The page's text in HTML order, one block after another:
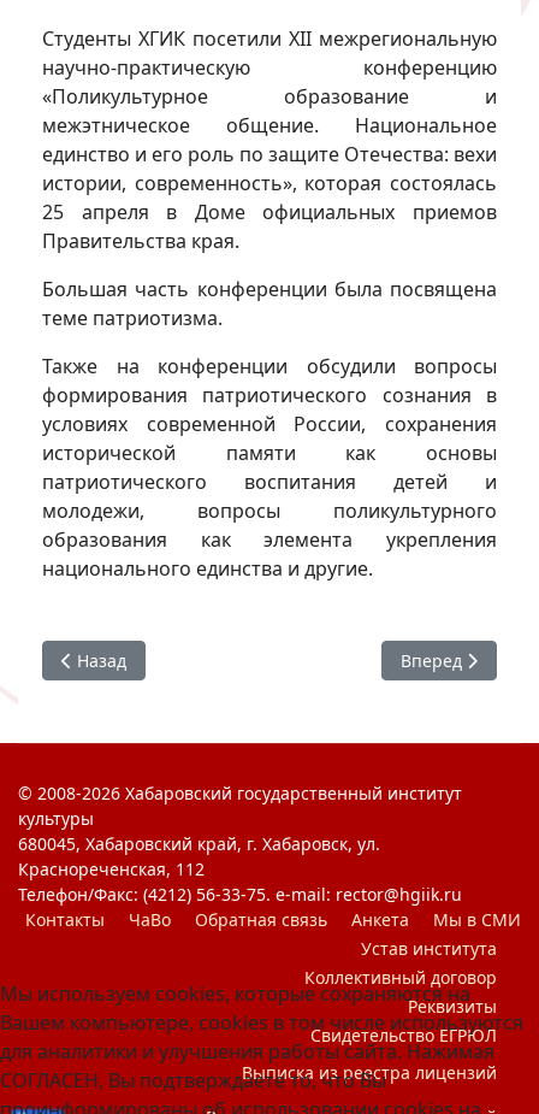
Студенты ХГИК посетили XII межрегиональную
научно-практическую конференцию
«Поликультурное образование и
межэтническое общение. Национальное
единство и его роль по защите Отечества: вехи
истории, современность», которая состоялась
25 апреля в Доме официальных приемов
Правительства края.
Большая часть конференции была посвящена
теме патриотизма.
Также на конференции обсудили вопросы
формирования патриотического сознания в
условиях современной России, сохранения
исторической памяти как основы
патриотического воспитания детей и
молодежи, вопросы поликультурного
образования как элемента укрепления
национального единства и другие.
Предыдущий: #ХГИК : МЫ. Праздник Великой Победы
Назад Следующий:
Вперед
© 2008-2026 Хабаровский государственный институт
культуры
680045, Хабаровский край, г. Хабаровск, ул.
Краснореченская, 112
Телефон/Факс: (4212) 56-33-75. e-mail: rector@hgiik.ru
Контакты
ЧаВо Обратная связь Анкета
Мы в СМИ
Устав института
Коллективный договор
Реквизиты
Свидетельство ЕГРЮЛ
Выписка из реестра лицензий
Мы используем cookies, которые сохраняются на
Вашем компьютере, cookies в том числе используются
для аналитики и улучшения работы сайта. Нажимая
СОГЛАСЕН, Вы подтверждаете то, что Вы